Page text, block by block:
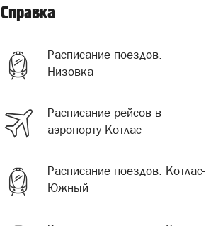
Справка
Расписание поездов.
Низовка
Расписание рейсов в
аэропорту Котлас
Расписание поездов. Котлас-
Южный